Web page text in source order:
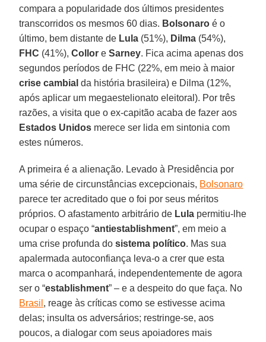
compara a popularidade dos últimos presidentes
transcorridos os mesmos 60 dias. Bolsonaro é o
último, bem distante de Lula (51%), Dilma (54%),
FHC (41%),Collor eSarney. Fica acima apenas dos
segundos períodos de FHC (22%, em meio à maior
crise cambial da história brasileira) e Dilma (12%,
após aplicar um megaestelionato eleitoral). Por três
razões, a visita que o ex-capitão acaba de fazer aos
Estados Unidos merece ser lida em sintonia com
estes números.
A primeira é a alienação. Levado à Presidência por
uma série de circunstâncias excepcionais, Bolsonaro
parece ter acreditado que o foi por seus méritos
próprios. O afastamento arbitrário de Lula permitiu-lhe
ocupar o espaço “antiestablishment”, em meio a
uma crise profunda dosistema político. Mas sua
apalermada autoconfiança leva-o a crer que esta
marca o acompanhará, independentemente de agora
ser o “establishment” – e a despeito do que faça. No
Brasil , reage às críticas como se estivesse acima
delas; insulta os adversários; restringe-se, aos
poucos, a dialogar com seus apoiadores mais